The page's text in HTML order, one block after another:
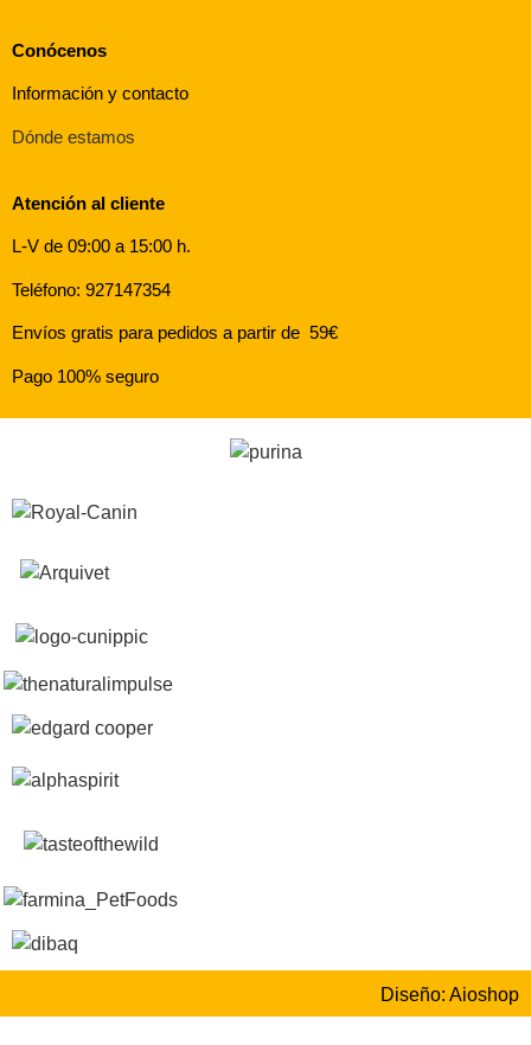
Conócenos
Información y contacto
Dónde estamos
Atención al cliente
L-V de 09:00 a 15:00 h.
Teléfono: 927147354
Envíos gratis para pedidos a partir de 59€
Pago 100% seguro
Diseño: Aioshop